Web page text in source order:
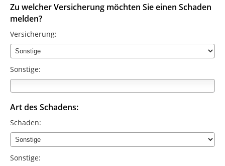
Zu welcher Versicherung möchten Sie einen Schaden
melden?
Versicherung:
Sonstige:
Art des Schadens:
Schaden:
Sonstige: